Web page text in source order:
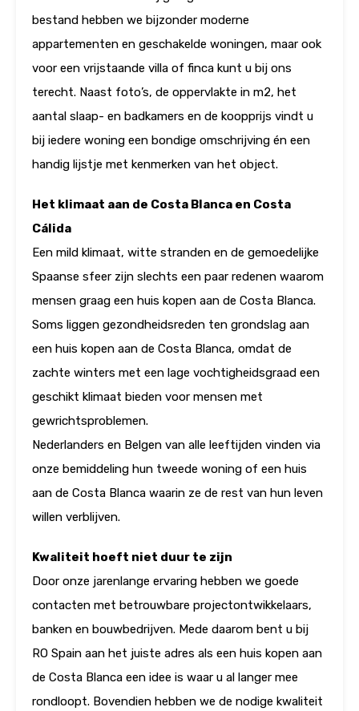
bestand hebben we bijzonder moderne
appartementen en geschakelde woningen, maar ook
voor een vrijstaande villa of finca kunt u bij ons
terecht. Naast foto’s, de oppervlakte in m2, het
aantal slaap- en badkamers en de koopprijs vindt u
bij iedere woning een bondige omschrijving én een
handig lijstje met kenmerken van het object.
Het klimaat aan de Costa Blanca en Costa
Cálida
Een mild klimaat, witte stranden en de gemoedelijke
Spaanse sfeer zijn slechts een paar redenen waarom
mensen graag een huis kopen aan de Costa Blanca.
Soms liggen gezondheidsreden ten grondslag aan
een huis kopen aan de Costa Blanca, omdat de
zachte winters met een lage vochtigheidsgraad een
geschikt klimaat bieden voor mensen met
gewrichtsproblemen.
Nederlanders en Belgen van alle leeftijden vinden via
onze bemiddeling hun tweede woning of een huis
aan de Costa Blanca waarin ze de rest van hun leven
willen verblijven.
Kwaliteit hoeft niet duur te zijn
Door onze jarenlange ervaring hebben we goede
contacten met betrouwbare projectontwikkelaars,
banken en bouwbedrijven. Mede daarom bent u bij
RO Spain aan het juiste adres als een huis kopen aan
de Costa Blanca een idee is waar u al langer mee
rondloopt. Bovendien hebben we de nodige kwaliteit